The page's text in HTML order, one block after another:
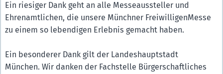
Ein riesiger Dank geht an alle Messeaussteller und
Ehrenamtlichen, die unsere Münchner FreiwilligenMesse
zu einem so lebendigen Erlebnis gemacht haben.
Ein besonderer Dank gilt der Landeshauptstadt
München. Wir danken der Fachstelle Bürgerschaftliches